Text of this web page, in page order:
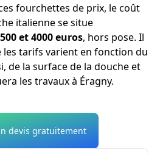
fourchettes de prix, le coût
italienne se situe
et 4000 euros, hors pose. Il
tarifs varient en fonction du
de la surface de la douche et
les travaux à Éragny.
devis gratuitement